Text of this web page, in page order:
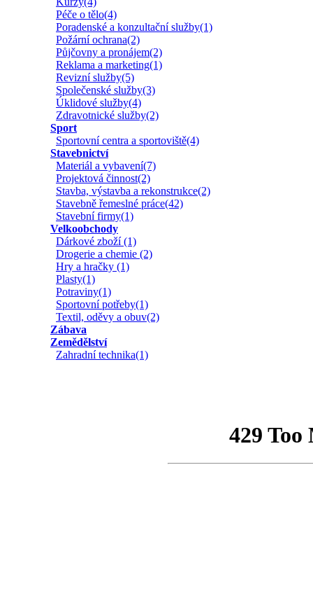
Péče o tělo(4)
Poradenské a konzultační služby(1)
Požární ochrana(2)
Půjčovny a pronájem(2)
Reklama a marketing(1)
Revizní služby(5)
Společenské služby(3)
Úklidové služby(4)
Zdravotnické služby(2)
Sport
Sportovní centra a sportoviště(4)
Stavebnictví
Materiál a vybavení(7)
Projektová činnost(2)
Stavba, výstavba a rekonstrukce(2)
Stavebně řemeslné práce(42)
Stavební firmy(1)
Velkoobchody
Dárkové zboží (1)
Drogerie a chemie (2)
Hry a hračky (1)
Plasty(1)
Potraviny(1)
Sportovní potřeby(1)
Textil, oděvy a obuv(2)
Zábava
Zemědělství
Zahradní technika(1)